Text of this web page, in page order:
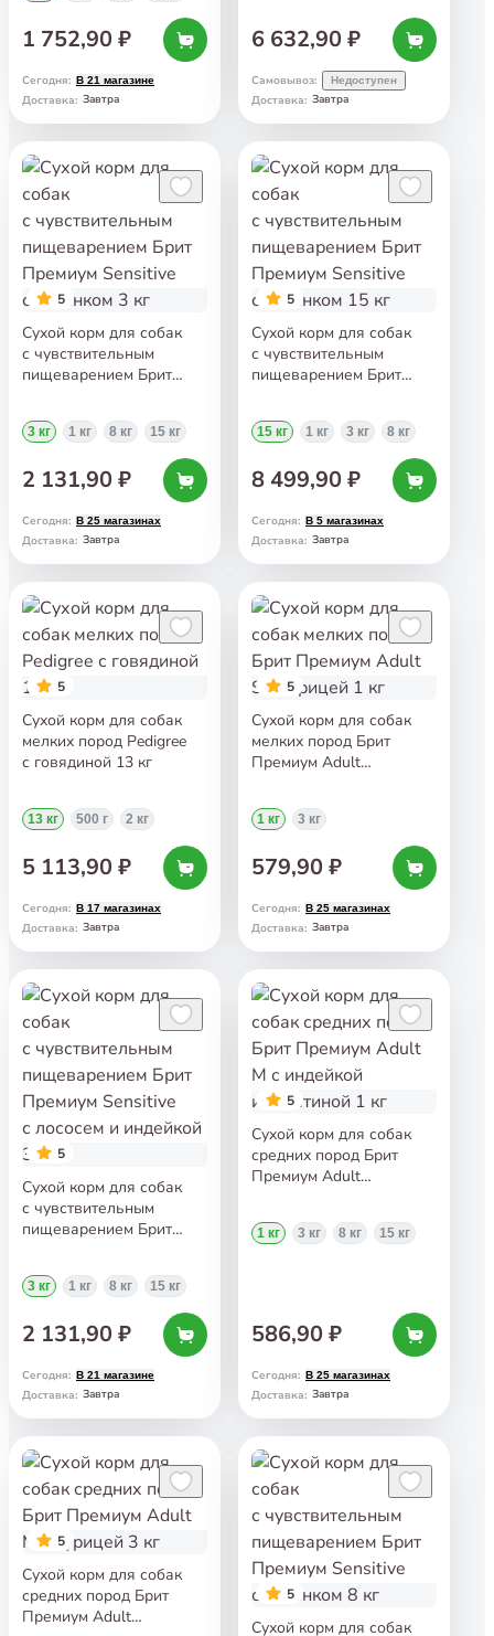
1 752,90 ₽
Сегодня: В 21 магазине
Доставка: Завтра
6 632,90 ₽
Самовывоз: Недоступен
Доставка: Завтра
5
Сухой корм для собак
с чувствительным
пищеварением Брит
с ягнёнком 3 кг
3 кг 1 кг 8 кг 15 кг
2 131,90 ₽
Сегодня: В 25 магазинах
Доставка: Завтра
5
Сухой корм для собак
с чувствительным
пищеварением Брит
с ягнёнком 15 кг
15 кг 1 кг 3 кг 8 кг
8 499,90 ₽
Сегодня: В 5 магазинах
Доставка: Завтра
5
Сухой корм для собак
мелких пород Pedigree
с говядиной 13 кг
13 кг 500 г 2 кг
5 113,90 ₽
Сегодня: В 17 магазинах
Доставка: Завтра
5
Сухой корм для собак
мелких пород Брит
Премиум Adult
1 кг 3 кг
579,90 ₽
Сегодня: В 25 магазинах
Доставка: Завтра
5
Сухой корм для собак
с чувствительным
пищеварением Брит
с лососем и индейкой
3 кг
3 кг 1 кг 8 кг 15 кг
2 131,90 ₽
Сегодня: В 21 магазине
Доставка: Завтра
5
Сухой корм для собак
средних пород Брит
Премиум Adult
и телятиной 1 кг
1 кг 3 кг 8 кг 15 кг
586,90 ₽
Сегодня: В 25 магазинах
Доставка: Завтра
5
Сухой корм для собак
средних пород Брит
Премиум Adult
5
Сухой корм для собак